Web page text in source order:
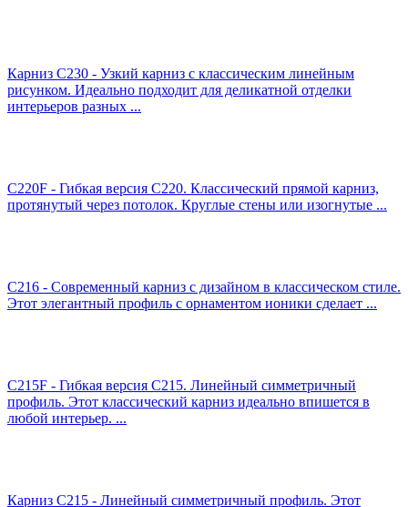
Карниз C230 - Узкий карниз с классическим линейным
рисунком. Идеально подходит для деликатной отделки
интерьеров разных ...
C220F - Гибкая версия C220. Классический прямой карниз,
протянутый через потолок. Круглые стены или изогнутые ...
C216 - Современный карниз с дизайном в классическом стиле.
Этот элегантный профиль с орнаментом ионики сделает ...
C215F - Гибкая версия C215. Линейный симметричный
профиль. Этот классический карниз идеально впишется в
любой интерьер. ...
Карниз C215 - Линейный симметричный профиль. Этот